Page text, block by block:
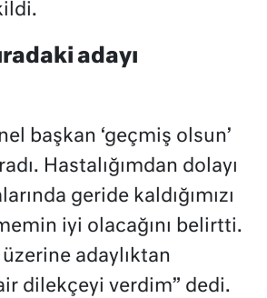
adayı
başkan ‘geçmiş olsun’
Hastalığımdan dolayı
geride kaldığımızı
iyi olacağını belirtti.
adaylıktan
dilekçeyi verdim” dedi.